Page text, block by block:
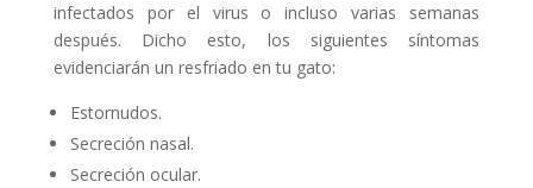
infectados por el virus o incluso varias semanas
después. Dicho esto, los siguientes síntomas
evidenciarán un resfriado en tu gato:
Estornudos.
Secreción nasal.
Secreción ocular.